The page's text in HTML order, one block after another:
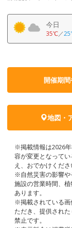
今日
35℃／
開催期
地図・
※掲載情報は2026
容が変更となって
え、おでかけくださ
※自然災害の影響や
施設の営業時間、
あります。
※掲載されている画
ただき、提供され
禁止です。